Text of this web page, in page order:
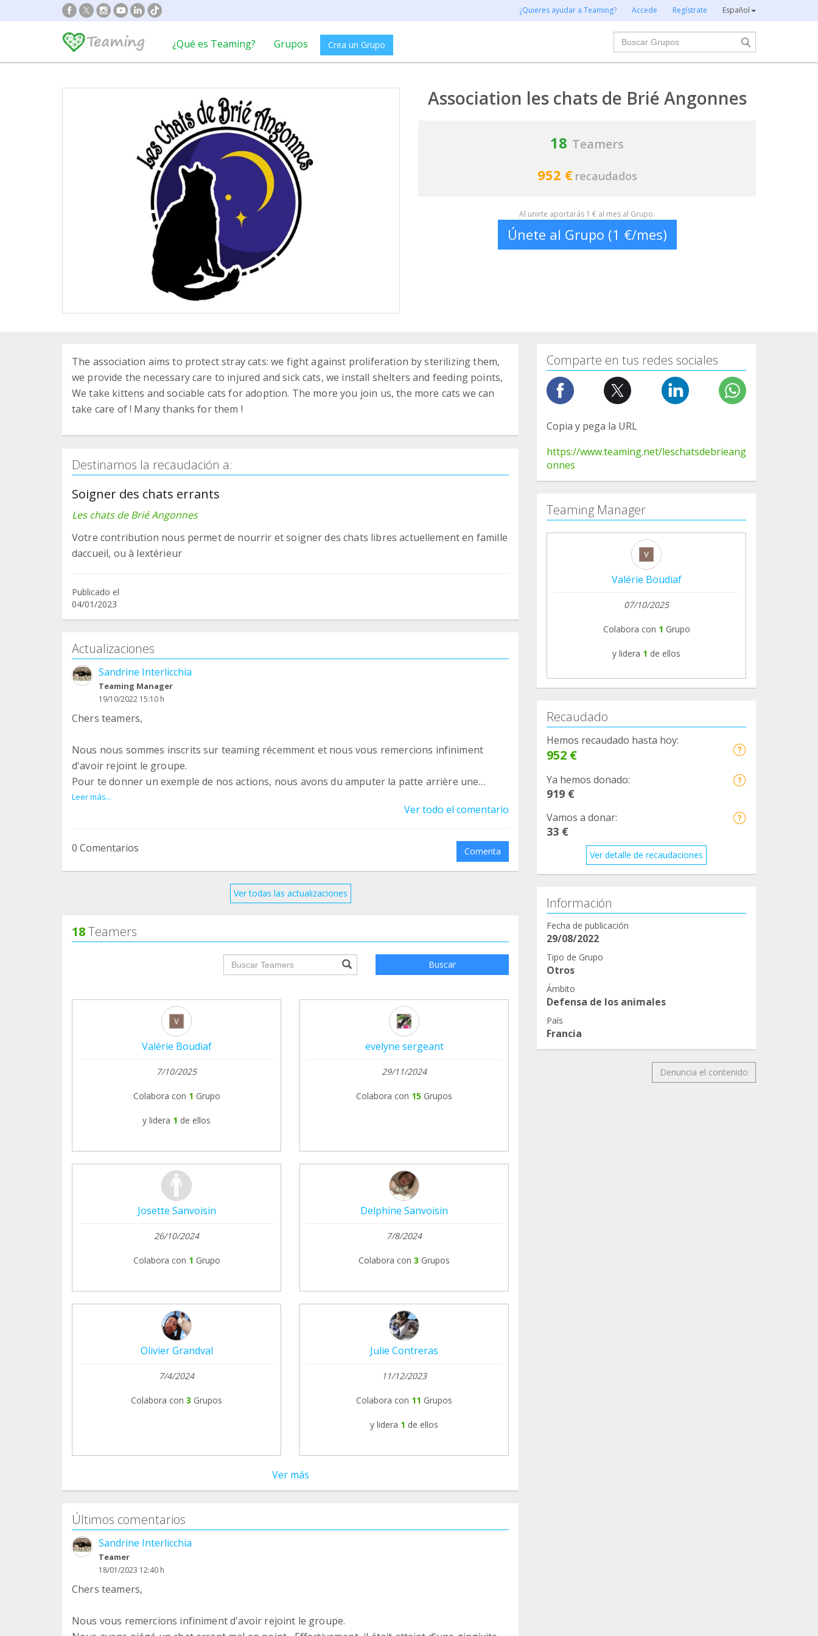
¿Quieres ayudar a Teaming? Accede Regístrate Español
¿Qué es Teaming? Grupos Crea un Grupo
Buscar
Association les chats de Brié Angonnes
18 Teamers
952 € recaudados
Al unirte aportarás 1 € al mes al Grupo.
Únete al Grupo (1 €/mes)
The association aims to protect stray cats: we fight against proliferation by sterilizing them,
we provide the necessary care to injured and sick cats, we install shelters and feeding points,
We take kittens and sociable cats for adoption. The more you join us, the more cats we can
take care of ! Many thanks for them !
Destinamos la recaudación a:
Soigner des chats errants
Les chats de Brié Angonnes
Votre contribution nous permet de nourrir et soigner des chats libres actuellement en famille
daccueil, ou à lextérieur
Publicado el
04/01/2023
Actualizaciones
Sandrine Interlicchia
Teaming Manager
19/10/2022 15:10 h
Chers teamers,
Nous nous sommes inscrits sur teaming récemment et nous vous remercions infiniment
d'avoir rejoint le groupe.
Pour te donner un exemple de nos actions, nous avons du amputer la patte arrière une
chatte libre, cela nous a coûté 350 €...Sans les adhésions et divers dons faits à notre
autour de toi.
Très belle journée
Leer más...
Ver todo el comentario
0 Comentarios Comenta
Ver todas las actualizaciones
18Teamers
groupProfile.searchForm.search.text??? Buscar
Valérie Boudiaf
7/10/2025
Colabora con 1 Grupo
y lidera 1 de ellos
evelyne sergeant
29/11/2024
Colabora con 15 Grupos
Josette Sanvoisin
26/10/2024
Colabora con 1 Grupo
Delphine Sanvoisin
7/8/2024
Colabora con 3 Grupos
Olivier Grandval
7/4/2024
Colabora con 3 Grupos
Julie Contreras
11/12/2023
Colabora con 11 Grupos
y lidera 1 de ellos
Ver más
Últimos comentarios
Sandrine Interlicchia
Teamer
18/01/2023 12:40 h
Chers teamers,
Nous vous remercions infiniment d'avoir rejoint le groupe.
Comparte en tus redes sociales
Copia y pega la URL
https://www.teaming.net/leschatsdebrieang
onnes
Teaming Manager
Valérie Boudiaf
07/10/2025
Colabora con 1 Grupo
y lidera 1 de ellos
Recaudado
Hemos recaudado hasta hoy:
952 €
Ya hemos donado:
919 €
Vamos a donar:
33 €
Ver detalle de recaudaciones
Información
Fecha de publicación
29/08/2022
Tipo de Grupo
Otros
Ámbito
Defensa de los animales
País
Francia
Denuncia el contenido